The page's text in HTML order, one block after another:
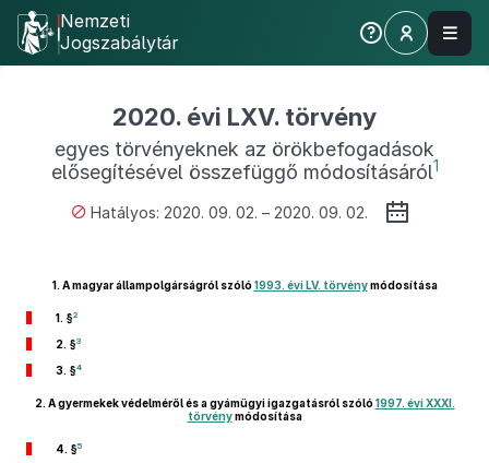
Nemzeti
Jogszabálytár
2020. évi LXV. törvény
egyes törvényeknek az örökbefogadások
elősegítésével összefüggő módosításáról1
Hatályos: 2020. 09. 02. – 2020. 09. 02.
1. A magyar állampolgárságról szóló 1993. évi LV. törvénymódosítása
1. §2
2. §3
3. §4
2. A gyermekek védelméről és a gyámügyi igazgatásról szóló 1997. évi XXXI.
törvénymódosítása
4. §5